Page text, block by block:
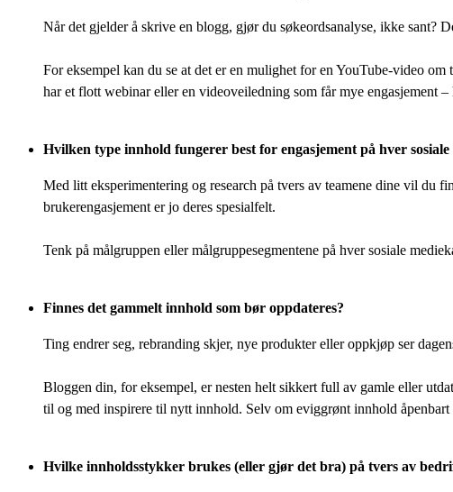
Når det gjelder å skrive en blogg, gjør du søkeordsanalyse, ikke sant?
For eksempel kan du se at det er en mulighet for en YouTube-video
har et flott webinar eller en videoveiledning som får mye
Hvilken type innhold fungerer best for engasjement på hver
Med litt eksperimentering og research på tvers av teamene dine vil du
brukerengasjement er jo deres spesialfelt.
Tenk på målgruppen eller målgruppesegmentene på hver sosiale
Finnes det gammelt innhold som bør oppdateres?
Ting endrer seg, rebranding skjer, nye produkter eller oppkjøp ser
Bloggen din, for eksempel, er nesten helt sikkert full av gamle eller
til og med inspirere til nytt innhold. Selv om eviggrønt innhold
Hvilke innholdsstykker brukes (eller gjør det bra) på tvers av